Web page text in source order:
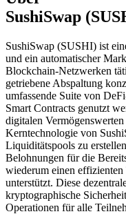
SushiSwap
SushiSwap (SUSHI) ist
und ein automatischer
Blockchain-Netzwerken
getriebene Abspaltung
umfassende Suite von
Smart Contracts genutzt
digitalen
Kerntechnologie von
Liquiditätspools zu
Belohnungen für die
wiederum einen
unterstützt. Diese
kryptographische
Operationen für alle